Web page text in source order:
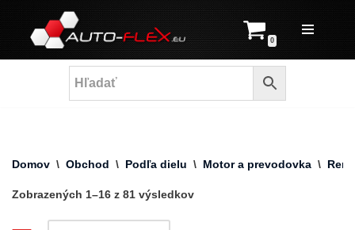
Prejsť
na
0
Domov \ Obchod \ Podľa dielu \ Motor a prevodovka \
Zobrazených 1–16 z 81 výsledkov